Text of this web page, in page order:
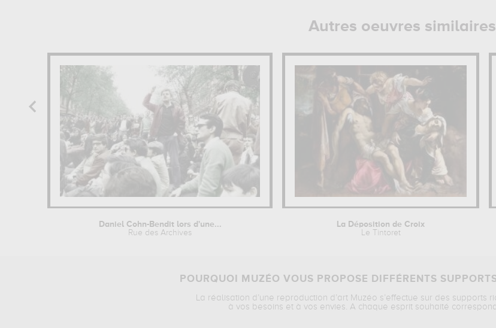
Autres oeuvres similaires
Daniel Cohn-Bendit lors d'une...
Rue des Archives
La Déposition de Croix
Le Tintoret
POURQUOI MUZÉO VOUS PROPOSE DIFFÉRENTS
La réalisation d’une reproduction d’art Muzéo s’effectue sur des supports
à vos besoins et à vos envies. A chaque esprit souhaité